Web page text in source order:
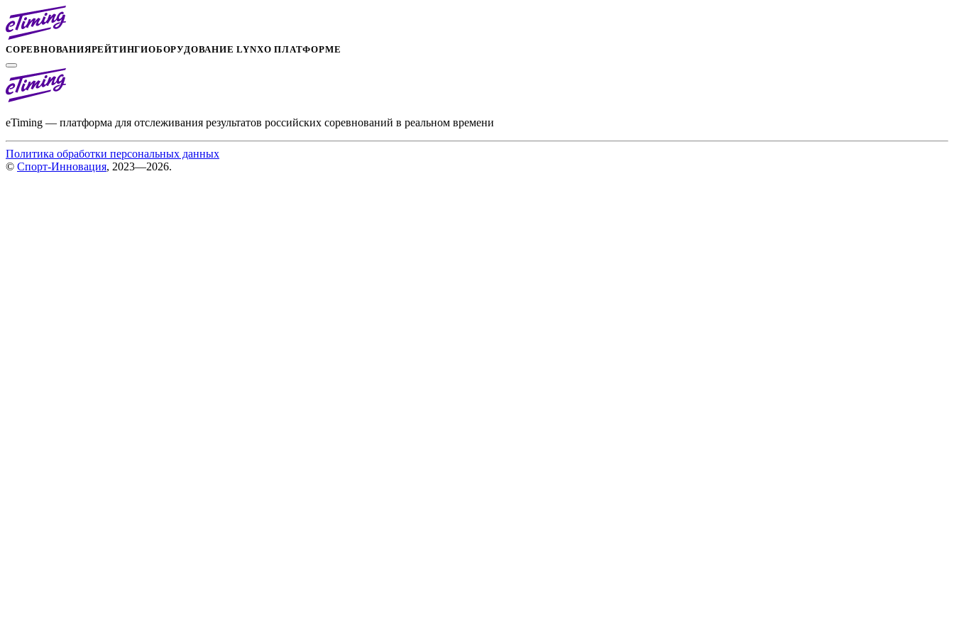
СОРЕВНОВАНИЯРЕЙТИНГИОБОРУДОВАНИЕ LYNXО ПЛАТФОРМЕ
eTiming — платформа для отслеживания результатов российских соревнований в реальном времени
Политика обработки персональных данных
© Спорт-Инновация, 2023—2026.